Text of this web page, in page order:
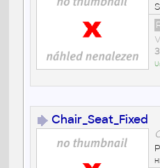
Chair_Seat_Fixed